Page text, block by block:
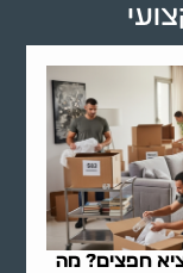
חפצים? מה